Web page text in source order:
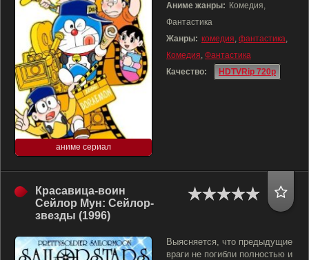
аниме сериал
Аниме жанры: Комедия,
Фантастика
Жанры: комедия, фантастика,
Комедия, Фантастика
Качество:
HDTVRip 720p
Красавица-воин
Сейлор Мун: Сейлор-
звезды (1996)
Выясняется, что предыдущие
враги не погибли полностью и